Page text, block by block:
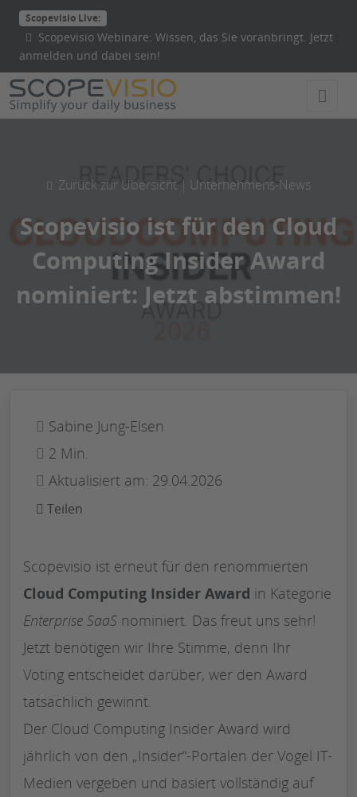
Direkt
zum
Inhalt
wechseln
Scopevisio Live:
Scopevisio Webinare: Wissen, das Sie voranbringt. Jetzt
anmelden und dabei sein!
Zurück zur Übersicht | Unternehmens-News
Scopevisio ist für den Cloud
Computing Insider Award
nominiert: Jetzt abstimmen!
Sabine Jung-Elsen
2 Min.
Aktualisiert am: 29.04.2026
Teilen
Scopevisio ist erneut für den renommierten
Cloud Computing Insider Award in Kategorie
Enterprise SaaS nominiert. Das freut uns sehr!
Jetzt benötigen wir Ihre Stimme, denn Ihr
Voting entscheidet darüber, wer den Award
tatsächlich gewinnt.
Der Cloud Computing Insider Award wird
jährlich von den „Insider“-Portalen der Vogel IT-
Medien vergeben und basiert vollständig auf